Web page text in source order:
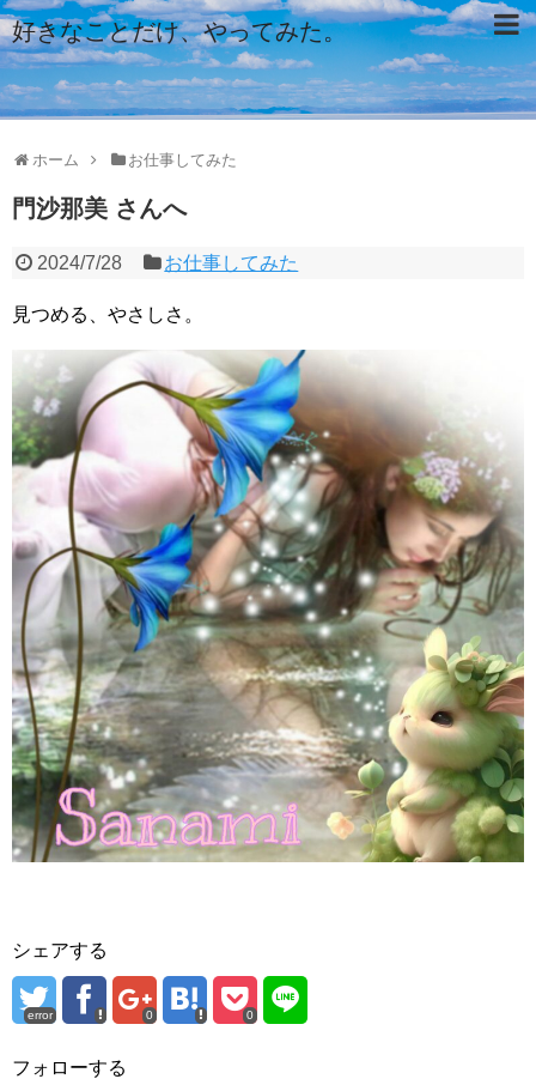
好きなことだけ、やってみた。
ホーム お仕事してみた
門沙那美 さんへ
2024/7/28 お仕事してみた
見つめる、やさしさ。
シェアする
error 0 0
フォローする